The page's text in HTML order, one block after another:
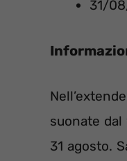
31/
suonate
31 agosto.